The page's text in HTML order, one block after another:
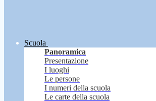
Scuola
Panoramica
Presentazione
I luoghi
Le persone
I numeri della scuola
Le carte della scuola